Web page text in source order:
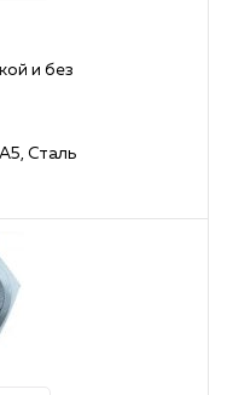
и без
Сталь